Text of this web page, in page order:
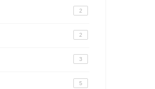
2
2
3
5